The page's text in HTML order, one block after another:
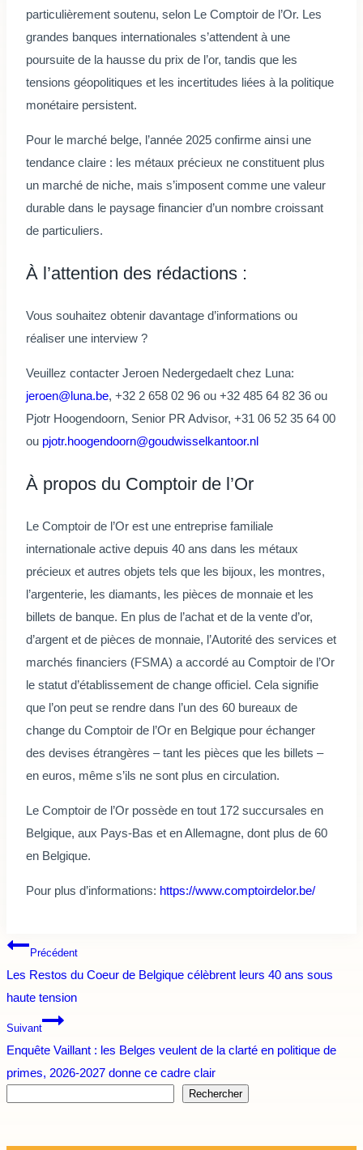
particulièrement soutenu, selon Le Comptoir de l’Or. Les
grandes banques internationales s’attendent à une
poursuite de la hausse du prix de l’or, tandis que les
tensions géopolitiques et les incertitudes liées à la politique
monétaire persistent.
Pour le marché belge, l’année 2025 confirme ainsi une
tendance claire : les métaux précieux ne constituent plus
un marché de niche, mais s’imposent comme une valeur
durable dans le paysage financier d’un nombre croissant
de particuliers.
À l’attention des rédactions :
Vous souhaitez obtenir davantage d’informations ou
réaliser une interview ?
Veuillez contacter Jeroen Nedergedaelt chez Luna:
jeroen@luna.be, +32 2 658 02 96 ou +32 485 64 82 36 ou
Pjotr Hoogendoorn, Senior PR Advisor, +31 06 52 35 64 00
ou pjotr.hoogendoorn@goudwisselkantoor.nl
À propos du Comptoir de l’Or
Le Comptoir de l’Or est une entreprise familiale
internationale active depuis 40 ans dans les métaux
précieux et autres objets tels que les bijoux, les montres,
l’argenterie, les diamants, les pièces de monnaie et les
billets de banque. En plus de l’achat et de la vente d’or,
d’argent et de pièces de monnaie, l’Autorité des services et
marchés financiers (FSMA) a accordé au Comptoir de l’Or
le statut d’établissement de change officiel. Cela signifie
que l’on peut se rendre dans l’un des 60 bureaux de
change du Comptoir de l’Or en Belgique pour échanger
des devises étrangères – tant les pièces que les billets –
en euros, même s’ils ne sont plus en circulation.
Le Comptoir de l’Or possède en tout 172 succursales en
Belgique, aux Pays-Bas et en Allemagne, dont plus de 60
en Belgique.
Pour plus d’informations: https://www.comptoirdelor.be/
Navigation
de
l’article
Précédent
Les Restos du Coeur de Belgique célèbrent leurs 40 ans sous
haute tension
Suivant
Enquête Vaillant : les Belges veulent de la clarté en politique de
primes, 2026-2027 donne ce cadre clair
Rechercher